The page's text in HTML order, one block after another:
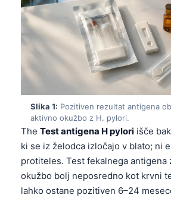
Slika 1: Pozitiven rezultat antigena
aktivno okužbo z H. pylori.
The Test antigena H pylori išče
ki se iz želodca izločajo v blato; ni
protiteles. Test fekalnega antigena
okužbo bolj neposredno kot krvni
lahko ostane pozitiven 6–24